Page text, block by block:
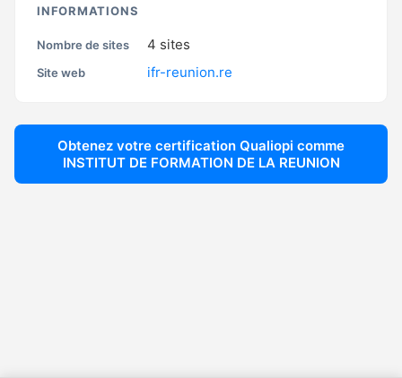
INFORMATIONS
Nombre de sites 4 sites
Site web ifr-reunion.re
Obtenez votre certification Qualiopi comme
INSTITUT DE FORMATION DE LA REUNION